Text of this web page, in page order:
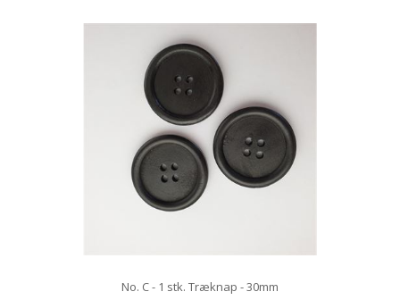
No. C - 1 stk. Træknap - 30mm